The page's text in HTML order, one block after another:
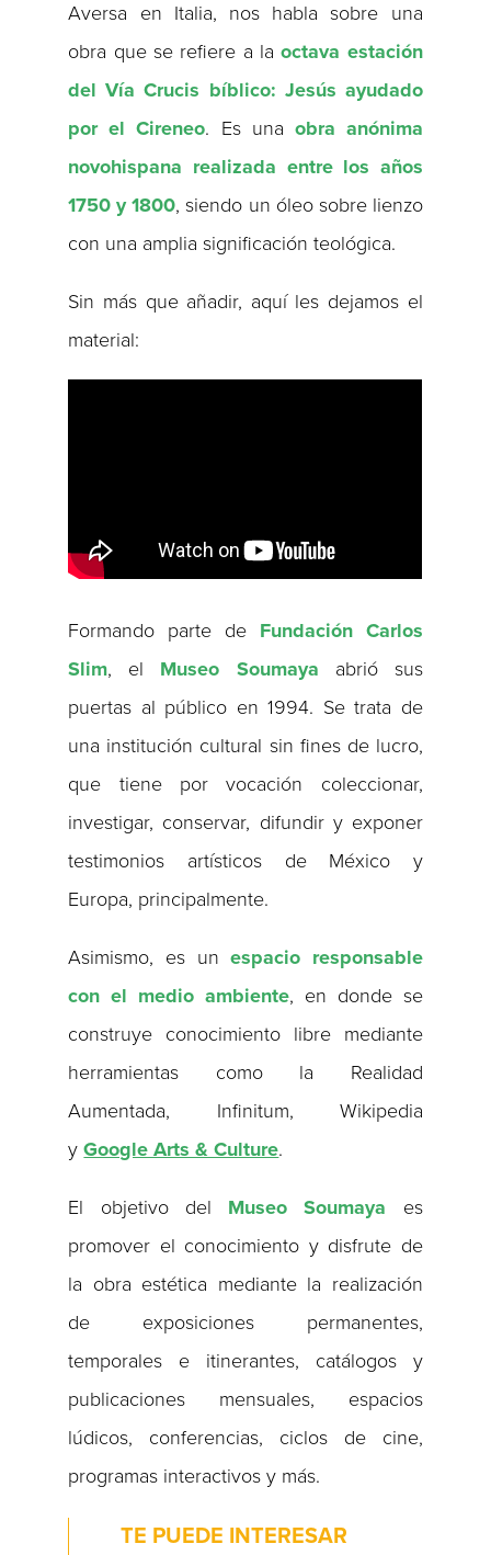
Aversa en Italia, nos habla sobre una
obra que se refiere a laoctava estación
del Vía Crucis bíblico: Jesús ayudado
por el Cireneo. Es una obra anónima
novohispana realizada entre los años
1750 y 1800, siendo un óleo sobre lienzo
con una amplia significación teológica.
Sin más que añadir, aquí les dejamos el
material:
Formando parte de Fundación Carlos
Slim, el Museo Soumaya abrió sus
puertas al público en 1994. Se trata de
una institución cultural sin fines de lucro,
que tiene por vocación coleccionar,
investigar, conservar, difundir y exponer
testimonios artísticos de México y
Europa, principalmente.
Asimismo, es unespacio responsable
con el medio ambiente, en donde se
construye conocimiento libre mediante
herramientas como la Realidad
Aumentada, Infinitum, Wikipedia
yGoogle Arts & Culture.
El objetivo del Museo Soumaya es
promover el conocimiento y disfrute de
la obra estética mediante la realización
de exposiciones permanentes,
temporales e itinerantes, catálogos y
publicaciones mensuales, espacios
lúdicos, conferencias, ciclos de cine,
programas interactivos y más.
TE PUEDE INTERESAR